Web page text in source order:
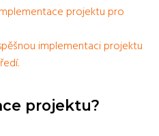
projektu pro
implementaci projektu
projektu?